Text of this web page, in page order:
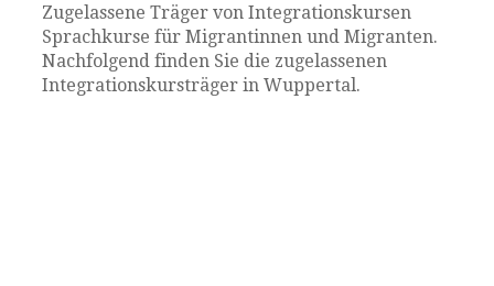
Zugelassene Träger von Integrationskursen
Sprachkurse für Migrantinnen und Migranten.
Nachfolgend finden Sie die zugelassenen
Integrationskursträger in Wuppertal.